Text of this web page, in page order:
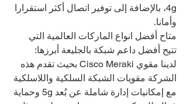
4g، بالإضافة إلى توفير اتصال أكثر استقرارا
وأمانا.
متاح أفضل انواع الماركات العالمية التي
تتيح أفضل داعم شبكة بالجليعة أبرزها:
لدينا مقوي Cisco Meraki بحيث تقدم هذه
الشركة مقويات الشبكة السلكية واللاسلكية
مع إمكانيات إدارة شاملة عن بُعد 5g وحماية